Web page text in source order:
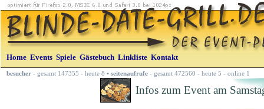
Home Events Spiele Gästebuch Linkliste Kontakt
besucher- gesamt 147355 - heute 8 • seitenaufrufe- gesamt 472560 - heute 5 - online 1
Infos zum Event am